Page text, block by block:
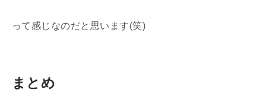
って感じなのだと思います(笑)
まとめ